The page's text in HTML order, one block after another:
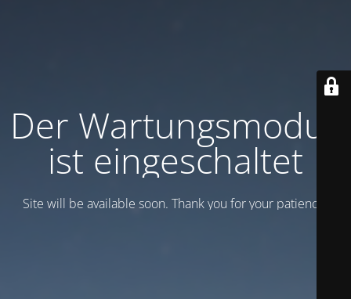
Der Wartungsmodus
ist eingeschaltet
Site will be available soon. Thank you for your patience!